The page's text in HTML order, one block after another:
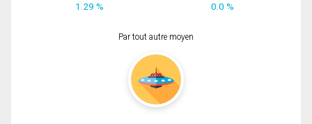
1.29 % 0.0 %
Par tout autre moyen